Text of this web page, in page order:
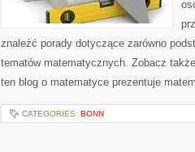
znaleźć porady dotyczące zarówno
tematów matematycznych. Zobacz
ten blog o matematyce prezentuje
CATEGORIES: BONN